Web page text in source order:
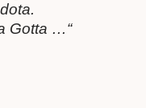
Gotta …“